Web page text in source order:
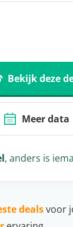
Bekijk deze
Meer data
, anders is
dealsvoor